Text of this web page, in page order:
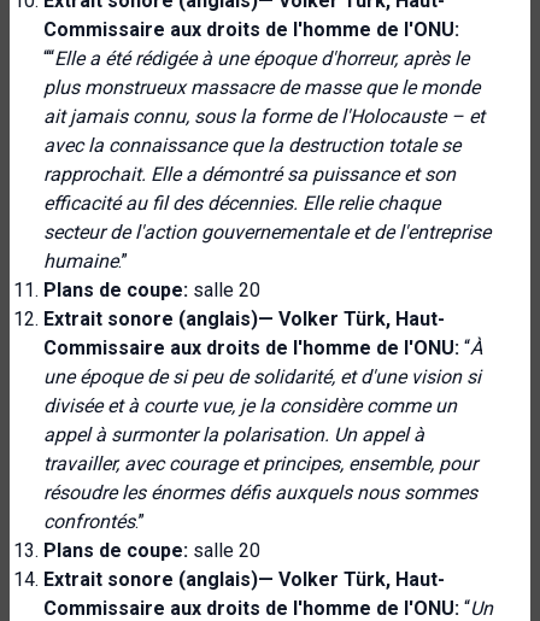
Commissaire aux droits de l'homme de l'ONU:
““Elle a été rédigée à une époque d'horreur, après le
plus monstrueux massacre de masse que le monde
ait jamais connu, sous la forme de l'Holocauste – et
avec la connaissance que la destruction totale se
rapprochait. Elle a démontré sa puissance et son
efficacité au fil des décennies. Elle relie chaque
secteur de l'action gouvernementale et de l'entreprise
humaine.”
Plans de coupe: salle 20
Extrait sonore (anglais)— Volker Türk, Haut-
Commissaire aux droits de l'homme de l'ONU: “À
une époque de si peu de solidarité, et d'une vision si
divisée et à courte vue, je la considère comme un
appel à surmonter la polarisation. Un appel à
travailler, avec courage et principes, ensemble, pour
résoudre les énormes défis auxquels nous sommes
confrontés.”
Plans de coupe: salle 20
Extrait sonore (anglais)— Volker Türk, Haut-
Commissaire aux droits de l'homme de l'ONU: “Un